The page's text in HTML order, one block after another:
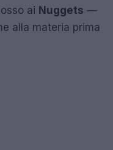
ai Nuggets —
alla materia prima